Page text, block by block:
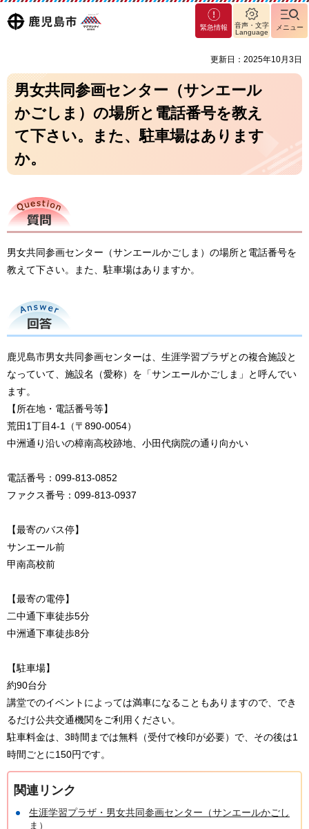
鹿児島
マグ
マシ
島市
緊急情報
音声・文字
Language
メニュー
更新日：2025年10月3日
男女共同参画センター（サンエール
かごしま）の場所と電話番号を教え
て下さい。また、駐車場はあります
か。
質問
男女共同参画センター（サンエールかごしま）の場所と電話番号を
教えて下さい。また、駐車場はありますか。
回答
鹿児島市男女共同参画センターは、生涯学習プラザとの複合施設と
なっていて、施設名（愛称）を「サンエールかごしま」と呼んでい
ます。
【所在地・電話番号等】
荒田1丁目4-1（〒890-0054）
中洲通り沿いの樟南高校跡地、小田代病院の通り向かい
電話番号：099-813-0852
ファクス番号：099-813-0937
【最寄のバス停】
サンエール前
甲南高校前
【最寄の電停】
二中通下車徒歩5分
中洲通下車徒歩8分
【駐車場】
約90台分
講堂でのイベントによっては満車になることもありますので、でき
るだけ公共交通機関をご利用ください。
駐車料金は、3時間までは無料（受付で検印が必要）で、その後は1
時間ごとに150円です。
関連リンク
生涯学習プラザ・男女共同参画センター（サンエールかごし
ま）